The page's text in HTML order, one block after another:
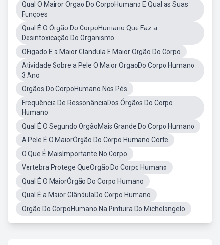
Qual O Mairor Orgao Do CorpoHumano E Qual as Suas
Funçoes
Qual É O Órgão Do CorpoHumano Que Faz a
Desintoxicação Do Organismo
OFigado E a Maior Glandula E Maior Orgão Do Corpo
Atividade Sobre a Pele O Maior OrgaoDo Corpo Humano
3 Ano
Orgãos Do CorpoHumano Nos Pés
Frequência De RessonânciaDos Órgãos Do Corpo
Humano
Qual É O Segundo OrgãoMais Grande Do Corpo Humano
A Pele É O MaiorÓrgão Do Corpo Humano Corte
O Que É MaisImportante No Corpo
Vertebra Protege QueOrgão Do Corpo Humano
Qual É O MaiorÓrgão Do Corpo Humano
Qual É a Maior GlândulaDo Corpo Humano
Orgão Do CorpoHumano Na Pintuira Do Michelangelo